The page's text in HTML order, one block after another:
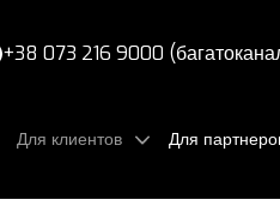
+38 073 216 9000
Для клиентов Для